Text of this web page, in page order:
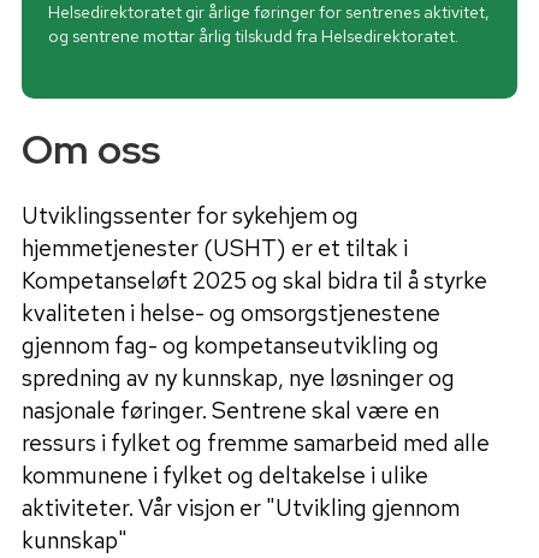
Om oss
Utviklingssenter for sykehjem og
hjemmetjenester (USHT) er et tiltak i
Kompetanseløft 2025 og skal bidra til å styrke
kvaliteten i helse- og omsorgstjenestene
gjennom fag- og kompetanseutvikling og
spredning av ny kunnskap, nye løsninger og
nasjonale føringer. Sentrene skal være en
ressurs i fylket og fremme samarbeid med alle
kommunene i fylket og deltakelse i ulike
aktiviteter. Vår visjon er "Utvikling gjennom
kunnskap"
Helsedirektoratet gir årlige føringer for sentrenes aktivitet,
og sentrene mottar årlig tilskudd fra Helsedirektoratet.